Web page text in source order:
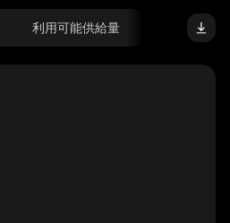
利用可能供給量